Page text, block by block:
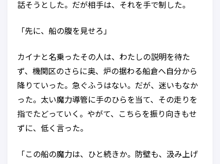
話そうとした。だが相手は、それを手で制した。
「先に、船の腹を見せろ」
カイナと名乗ったその人は、わたしの説明を待た
ず、機関区のさらに奥、炉の据わる船倉へ自分から
降りていった。急ぐふうはない。だが、迷いもなか
った。太い魔力導管に手のひらを当て、その走りを
指でたどっていく。やがて、こちらを振り向きもせ
ずに、低く言った。
「この船の魔力は、ひと続きか。防壁も、汲み上げ